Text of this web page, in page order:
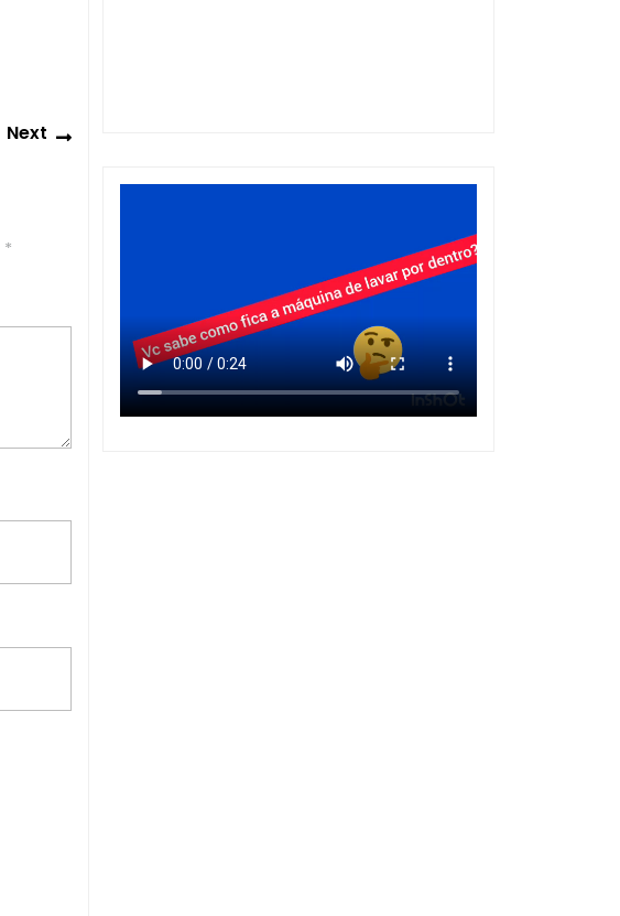
Next
Next
*